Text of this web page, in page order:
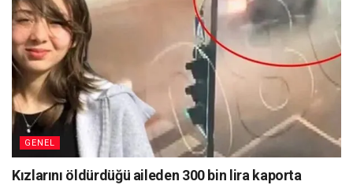
GENEL
Kızlarını öldürdüğü aileden 300 bin lira kaporta